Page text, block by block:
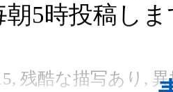
の記録。
楽しくネタ
い方はご注意
朝5時投稿し
残酷な描写あり,